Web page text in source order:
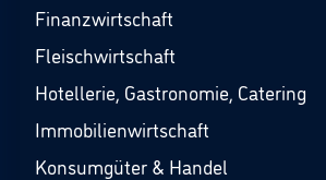
Finanzwirtschaft
Fleischwirtschaft
Hotellerie, Gastronomie, Catering
Immobilienwirtschaft
Konsumgüter & Handel